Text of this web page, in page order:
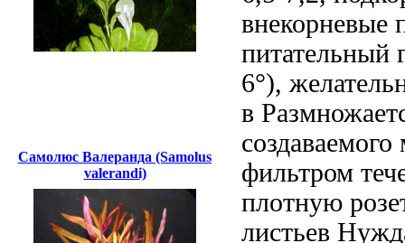
Самолюс Валеранда (Samolus
valerandi)
внекорневые
питательный
6°),
в
создаваемого
фильтром
плотную
листьев